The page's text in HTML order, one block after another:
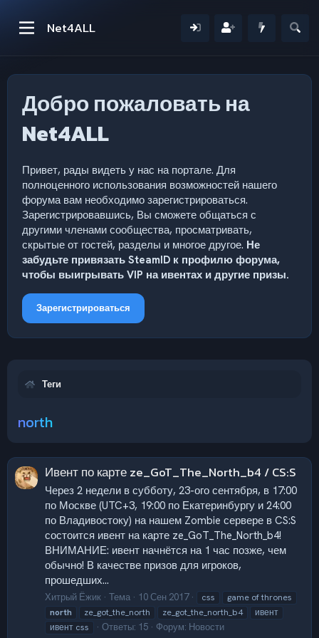
Net4ALL
Добро пожаловать на
Net4ALL
Привет, рады видеть у нас на портале. Для
полноценного использования возможностей нашего
форума вам необходимо зарегистрироваться.
Зарегистрировавшись, Вы сможете общаться с
другими членами сообщества, просматривать,
скрытые от гостей, разделы и многое другое. Не
забудьте привязать SteamID к профилю форума,
чтобы выигрывать VIP на ивентах и другие призы.
Зарегистрироваться
Теги
north
Ивент по карте ze_GoT_The_North_b4 / CS:S
Через 2 недели в субботу, 23-ого сентября, в 17:00
по Москве (UTC+3, 19:00 по Екатеринбургу и 24:00
по Владивостоку) на нашем Zombie сервере в CS:S
состоится ивент на карте ze_GoT_The_North_b4!
ВНИМАНИЕ: ивент начнётся на 1 час позже, чем
обычно! В качестве призов для игроков,
прошедших...
Хитрый Ёжик Тема 10 Сен 2017 css
game of thrones
north
ze_got_the_north ze_got_the_north_b4
ивент
ивент css
Ответы: 15 Форум: Новости